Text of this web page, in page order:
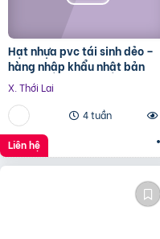
Hạt nhựa pvc tái sinh dẻo –
hàng nhập khẩu nhật bản
X. Thới Lai
4 tuần
Liên hệ